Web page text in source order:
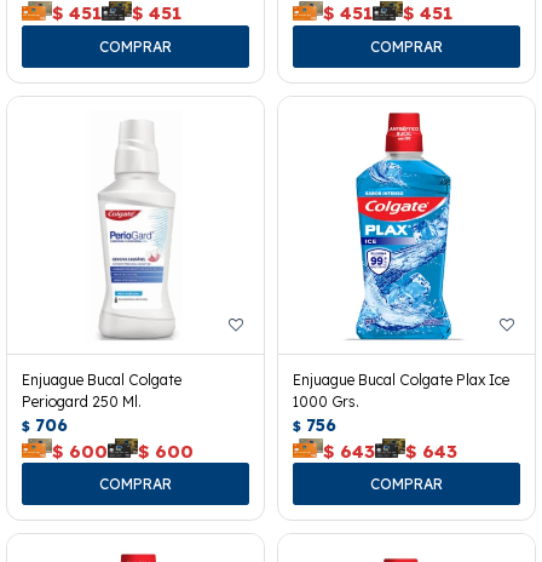
$ 451 $ 451 $ 451 $ 451
Enjuague Bucal Colgate
Periogard 250 Ml.
$ 706
$ 600 $ 600
Enjuague Bucal Colgate Plax Ice
1000 Grs.
$ 756
$ 643 $ 643